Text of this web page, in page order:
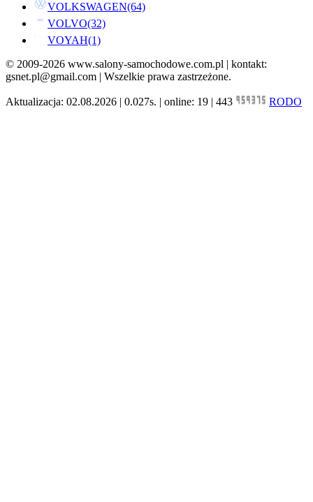
VOLKSWAGEN(64)
VOLVO(32)
VOYAH(1)
© 2009-2026 www.salony-samochodowe.com.pl | kontakt:
gsnet.pl@gmail.com | Wszelkie prawa zastrzeżone.
Aktualizacja: 02.08.2026 | 0.027s. | online: 19 | 443 RODO